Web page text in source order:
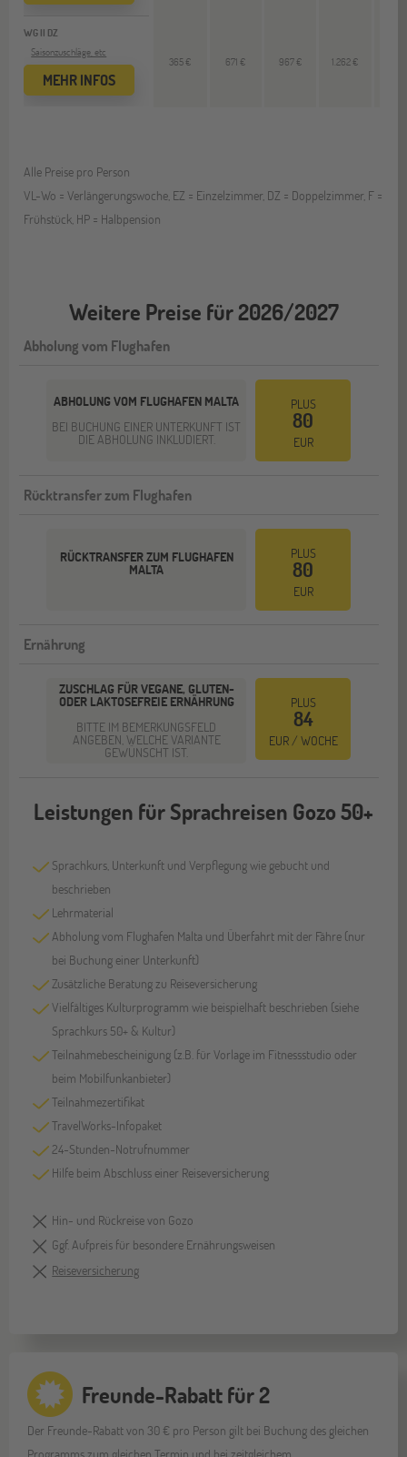
WG II DZ
Saisonzuschläge, etc
MEHR INFOS
365 € 671 € 967 € 1.262 €
Alle Preise pro Person
VL-Wo = Verlängerungswoche, EZ = Einzelzimmer, DZ = Doppelzimmer, F =
Frühstück, HP = Halbpension
Weitere Preise für 2026/2027
Abholung vom Flughafen
ABHOLUNG VOM FLUGHAFEN MALTA
BEI BUCHUNG EINER UNTERKUNFT IST
DIE ABHOLUNG INKLUDIERT.
PLUS
80
EUR
Rücktransfer zum Flughafen
RÜCKTRANSFER ZUM FLUGHAFEN
MALTA
PLUS
80
EUR
Ernährung
ZUSCHLAG FÜR VEGANE, GLUTEN-
ODER LAKTOSEFREIE ERNÄHRUNG
BITTE IM BEMERKUNGSFELD
ANGEBEN, WELCHE VARIANTE
GEWÜNSCHT IST.
PLUS
84
EUR / WOCHE
Leistungen für Sprachreisen Gozo 50+
Sprachkurs, Unterkunft und Verpflegung wie gebucht und
beschrieben
Lehrmaterial
Abholung vom Flughafen Malta und Überfahrt mit der Fähre (nur
bei Buchung einer Unterkunft)
Zusätzliche Beratung zu Reiseversicherung
Vielfältiges Kulturprogramm wie beispielhaft beschrieben (siehe
Sprachkurs 50+ & Kultur)
Teilnahmebescheinigung (z.B. für Vorlage im Fitnessstudio oder
beim Mobilfunkanbieter)
Teilnahmezertifikat
TravelWorks-Infopaket
24-Stunden-Notrufnummer
Hilfe beim Abschluss einer Reiseversicherung
Hin- und Rückreise von Gozo
Ggf. Aufpreis für besondere Ernährungsweisen
Reiseversicherung
Freunde-Rabatt für 2
Der Freunde-Rabatt von 30 € pro Person gilt bei Buchung des gleichen